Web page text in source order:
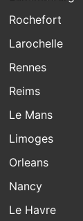
Rochefort
Larochelle
Rennes
Reims
Le Mans
Limoges
Orleans
Nancy
Le Havre